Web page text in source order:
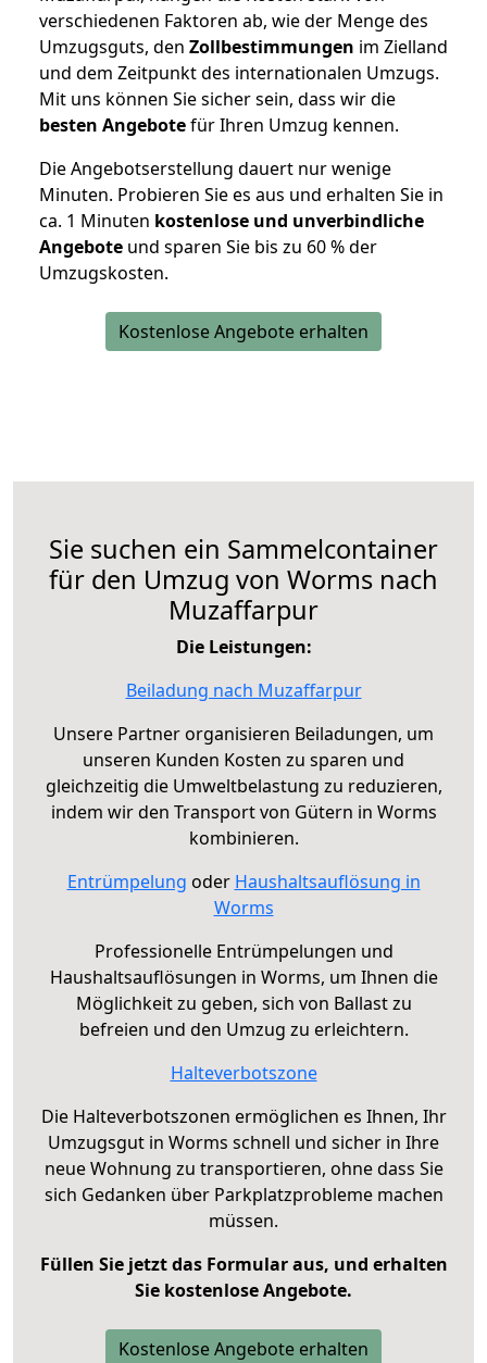
verschiedenen Faktoren ab, wie der Menge des
Umzugsguts, den Zollbestimmungen im Zielland
und dem Zeitpunkt des internationalen Umzugs.
Mit uns können Sie sicher sein, dass wir die
besten Angebotefür Ihren Umzug kennen.
Die Angebotserstellung dauert nur wenige
Minuten. Probieren Sie es aus und erhalten Sie in
ca. 1 Minuten kostenlose und unverbindliche
Angebote und sparen Sie bis zu 60 % der
Umzugskosten.
Kostenlose Angebote erhalten
Sie suchen ein Sammelcontainer
für den Umzug von Worms nach
Muzaffarpur
Die Leistungen:
Beiladung nach Muzaffarpur
Unsere Partner organisieren Beiladungen, um
unseren Kunden Kosten zu sparen und
gleichzeitig die Umweltbelastung zu reduzieren,
indem wir den Transport von Gütern in Worms
kombinieren.
Entrümpelung oder Haushaltsauflösung in
Worms
Professionelle Entrümpelungen und
Haushaltsauflösungen in Worms, um Ihnen die
Möglichkeit zu geben, sich von Ballast zu
befreien und den Umzug zu erleichtern.
Halteverbotszone
Die Halteverbotszonen ermöglichen es Ihnen, Ihr
Umzugsgut in Worms schnell und sicher in Ihre
neue Wohnung zu transportieren, ohne dass Sie
sich Gedanken über Parkplatzprobleme machen
müssen.
Füllen Sie jetzt das Formular aus, und erhalten
Sie kostenlose Angebote.
Kostenlose Angebote erhalten